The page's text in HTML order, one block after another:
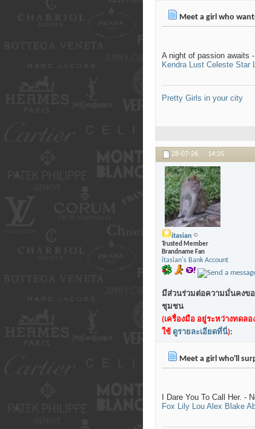
Meet a girl who
A night of passion awaits
Kendra Lust Celeste Star
Pretty Girls in your city
28-07-26, 14:35
itasian
Trusted Member
Brandname Fan
itasian's Bank Account
มีส่วนร่วมต่อความมั่นคงขอ
ชุมชน
(เครื่องมือ อยู่ระหว่างทดลอ
ใช้ ดูรายละเอียดที่นี่):
Meet a girl who'll
I Dare You To Call Her. -
Fox Lily Lou Alex Blake